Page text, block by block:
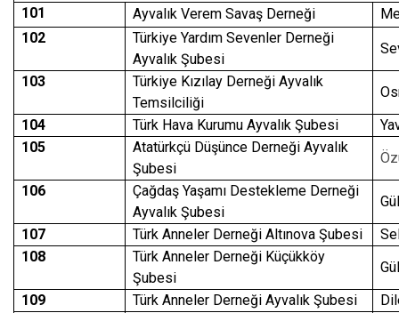
101
Ayvalık Verem Savaş Derneği
102
Türkiye Yardım Sevenler Derneği
Ayvalık Şubesi
103
Türkiye Kızılay Derneği Ayvalık
Temsilciliği
104
Türk Hava Kurumu Ayvalık Şubesi
105
Atatürkçü Düşünce Derneği Ayvalık
Şubesi
106
Çağdaş Yaşamı Destekleme Derneği
Ayvalık Şubesi
107
Türk Anneler Derneği Altınova Şubesi
108
Türk Anneler Derneği Küçükköy
Şubesi
109
Türk Anneler Derneği Ayvalık Şubesi